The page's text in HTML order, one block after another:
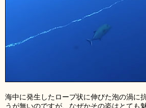
海中に発生したロープ状に伸びた泡の渦に
うが無いのですが、なぜかその姿はとても